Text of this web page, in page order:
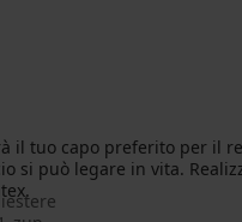
il tuo capo preferito per il
si può legare in vita.